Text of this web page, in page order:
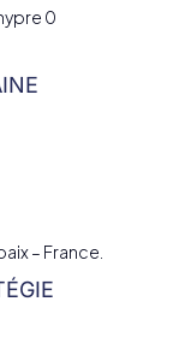
0
– France.